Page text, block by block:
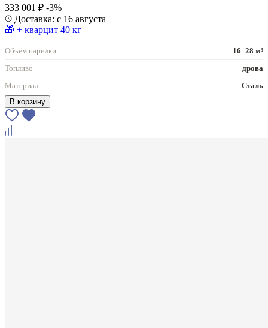
333 001 ₽ -3%
Доставка: с 16 августа
🎁 + кварцит 40 кг
Объём парилки
16–28 м³
Топливо
дрова
Материал
Сталь
В корзину